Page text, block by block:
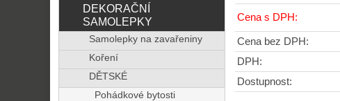
Cena s DPH:
Cena bez DPH:
DPH:
Dostupnost:
DEKORAČNÍ
SAMOLEPKY
Samolepky na zavařeniny
Koření
DĚTSKÉ
Pohádkové bytosti